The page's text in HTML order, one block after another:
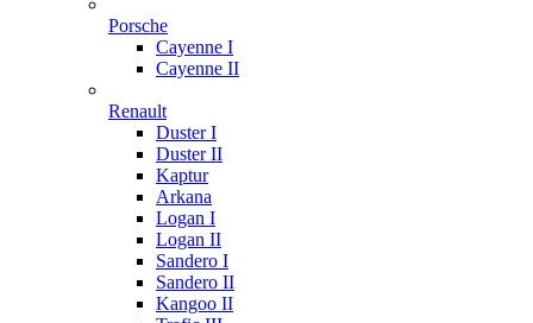
Porsche
Cayenne I
Cayenne II
Renault
Duster I
Duster II
Kaptur
Arkana
Logan I
Logan II
Sandero I
Sandero II
Kangoo II